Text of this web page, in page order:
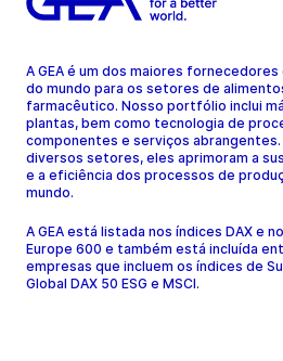
A GEA é um dos maiores
do mundo para os setores de
farmacêutico. Nosso portfólio inclui
plantas, bem como tecnologia de
componentes e serviços abrangentes.
diversos setores, eles aprimoram a
e a eficiência dos processos de
mundo.
A GEA está listada nos índices DAX e
Europe 600 e também está incluída
empresas que incluem os índices de
Global DAX 50 ESG e MSCI.